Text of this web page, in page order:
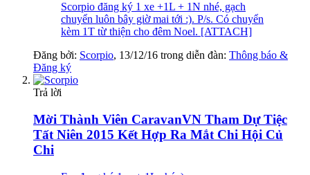
Scorpio đăng ký 1 xe +1L + 1N nhé, gạch
chuyển luôn bây giờ mai tới :). P/s. Có chuyển
kèm 1T từ thiện cho đêm Noel. [ATTACH]
Đăng bởi: Scorpio, 13/12/16 trong diễn đàn: Thông báo &
Đăng ký
Trả lời
Mời Thành Viên CaravanVN Tham Dự Tiệc
Tất Niên 2015 Kết Hợp Ra Mắt Chi Hội Củ
Chi